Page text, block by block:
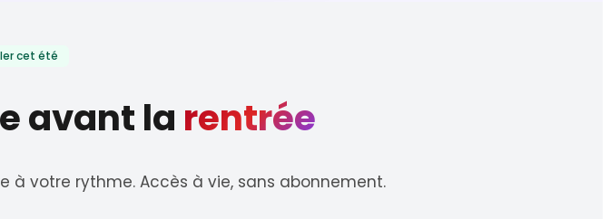
cet été
avant la rentrée
votre rythme. Accès à vie, sans abonnement.